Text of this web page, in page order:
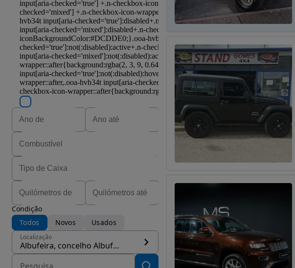
Condição
Todos
Novos Usados
Localização
Albufeira, concelho Albufeira